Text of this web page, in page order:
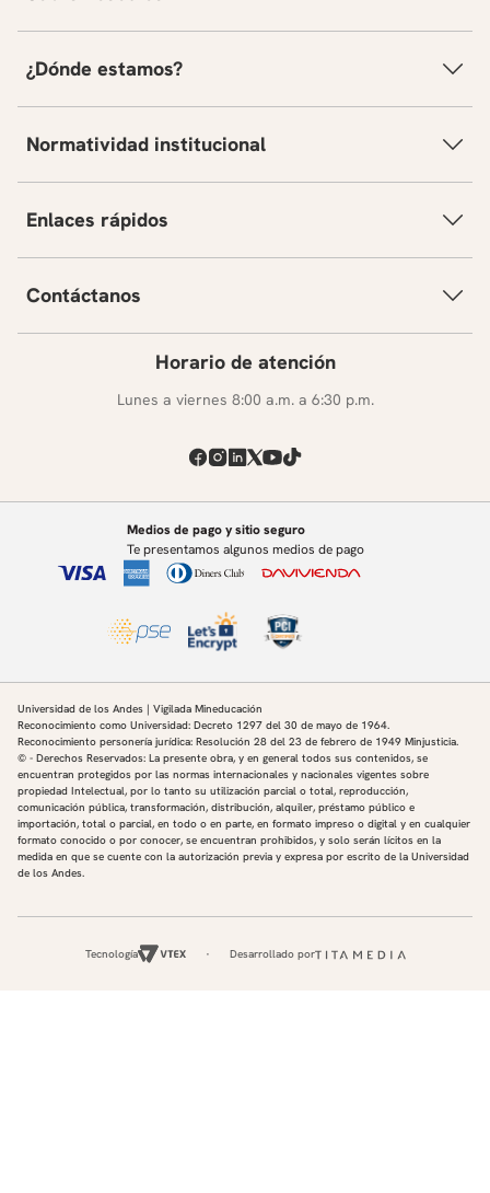
¿Dónde estamos?
Normatividad institucional
Enlaces rápidos
Contáctanos
Horario de atención
Lunes a viernes 8:00 a.m. a 6:30 p.m.
Medios de pago y sitio seguro
Te presentamos algunos medios de pago
Universidad de los Andes | Vigilada Mineducación
Reconocimiento como Universidad: Decreto 1297 del 30 de mayo de 1964.
Reconocimiento personería jurídica: Resolución 28 del 23 de febrero de 1949 Minjusticia.
© - Derechos Reservados: La presente obra, y en general todos sus contenidos, se
encuentran protegidos por las normas internacionales y nacionales vigentes sobre
propiedad Intelectual, por lo tanto su utilización parcial o total, reproducción,
comunicación pública, transformación, distribución, alquiler, préstamo público e
importación, total o parcial, en todo o en parte, en formato impreso o digital y en cualquier
formato conocido o por conocer, se encuentran prohibidos, y solo serán lícitos en la
medida en que se cuente con la autorización previa y expresa por escrito de la Universidad
de los Andes.
Tecnología Desarrollado por